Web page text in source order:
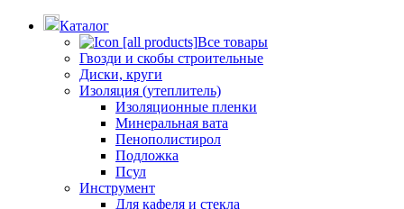
Каталог
Все товары
Гвозди и скобы строительные
Диски, круги
Изоляция (утеплитель)
Изоляционные пленки
Минеральная вата
Пенополистирол
Подложка
Псул
Инструмент
Для кафеля и стекла